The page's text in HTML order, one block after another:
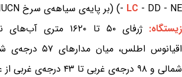
- LC - DD - NE) (بر پایه‌ی سیاهه‌ی سرخ IUCN)
زیستگاه:
ژرفای ۵۰ تا ۱۶۲۰
شمالی و ۹۸ درجه‌ی غربی تا